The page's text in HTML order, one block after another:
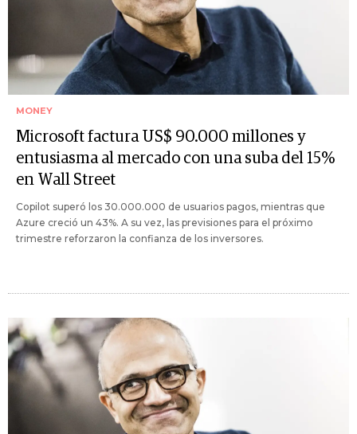
MONEY
Microsoft factura US$ 90.000 millones y
entusiasma al mercado con una suba del 15%
en Wall Street
Copilot superó los 30.000.000 de usuarios pagos, mientras que
Azure creció un 43%. A su vez, las previsiones para el próximo
trimestre reforzaron la confianza de los inversores.